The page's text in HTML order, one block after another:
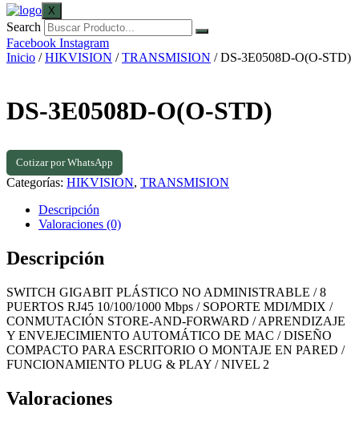
X
Search
Facebook Instagram
Inicio /HIKVISION /TRANSMISION / DS-3E0508D-O(O-STD)
DS-3E0508D-O(O-STD)
Cotizar por WhatsApp
Categorías: HIKVISION, TRANSMISION
Descripción
Valoraciones (0)
Descripción
SWITCH GIGABIT PLÁSTICO NO ADMINISTRABLE / 8
PUERTOS RJ45 10/100/1000 Mbps / SOPORTE MDI/MDIX /
CONMUTACIÓN STORE-AND-FORWARD / APRENDIZAJE
Y ENVEJECIMIENTO AUTOMÁTICO DE MAC / DISEÑO
COMPACTO PARA ESCRITORIO O MONTAJE EN PARED /
FUNCIONAMIENTO PLUG & PLAY / NIVEL 2
Valoraciones